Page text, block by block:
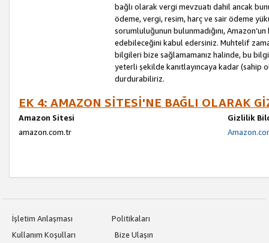
bağlı olarak vergi mevzuatı dahil ancak
ödeme, vergi, resim, harç ve sair ödeme
sorumluluğunun bulunmadığını,
edebileceğini kabul edersiniz. Muhtelif
bilgileri bize sağlamamanız halinde, bu
yeterli şekilde kanıtlayıncaya kadar
durdurabiliriz.
EK 4: AMAZON SİTESİ'NE BAĞLI OLARAK
Amazon Sitesi
Gizlilik
amazon.com.tr
İşletim Anlaşması
Politikaları
Kullanım Koşulları
Bize Ulaşın